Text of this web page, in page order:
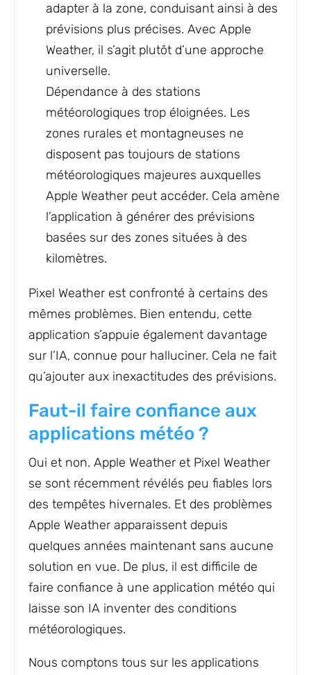
adapter à la zone, conduisant ainsi à des
prévisions plus précises. Avec Apple
Weather, il s’agit plutôt d’une approche
universelle.
Dépendance à des stations
météorologiques trop éloignées. Les
zones rurales et montagneuses ne
disposent pas toujours de stations
météorologiques majeures auxquelles
Apple Weather peut accéder. Cela amène
l’application à générer des prévisions
basées sur des zones situées à des
kilomètres.
Pixel Weather est confronté à certains des
mêmes problèmes. Bien entendu, cette
application s’appuie également davantage
sur l’IA, connue pour halluciner. Cela ne fait
qu’ajouter aux inexactitudes des prévisions.
Faut-il faire confiance aux
applications météo ?
Oui et non. Apple Weather et Pixel Weather
se sont récemment révélés peu fiables lors
des tempêtes hivernales. Et des problèmes
Apple Weather apparaissent depuis
quelques années maintenant sans aucune
solution en vue. De plus, il est difficile de
faire confiance à une application météo qui
laisse son IA inventer des conditions
météorologiques.
Nous comptons tous sur les applications